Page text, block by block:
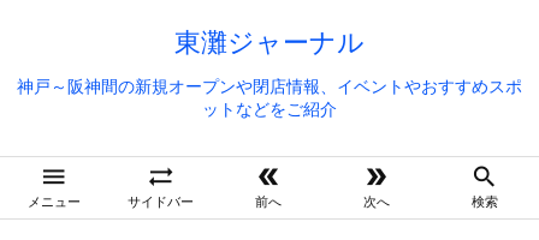
東灘ジャーナル
神戸～阪神間の新規オープンや閉店情報、イベントやおすすめスポ
ットなどをご紹介

メニュー

サイドバー

前へ

次へ

検索